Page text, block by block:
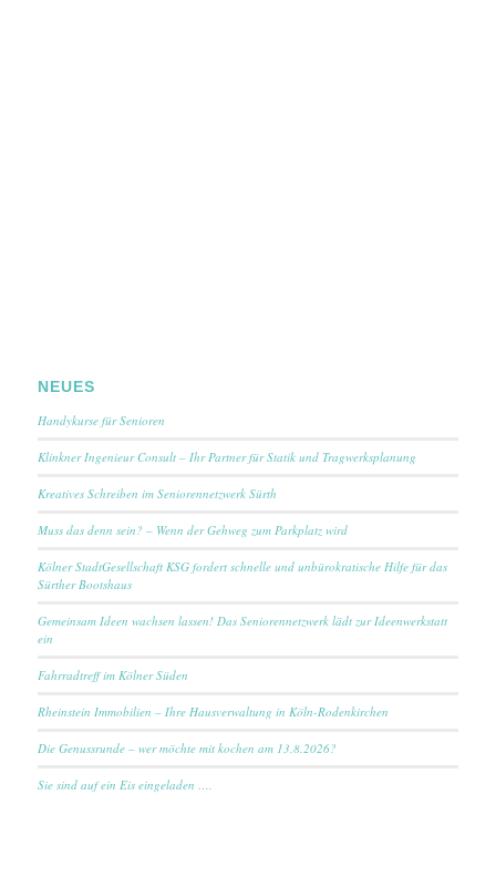
NEUES
Handykurse für Senioren
Klinkner Ingenieur Consult – Ihr Partner für Statik und Tragwerksplanung
Kreatives Schreiben im Seniorennetzwerk Sürth
Muss das denn sein? – Wenn der Gehweg zum Parkplatz wird
Kölner StadtGesellschaft KSG fordert schnelle und unbürokratische Hilfe für das
Sürther Bootshaus
Gemeinsam Ideen wachsen lassen! Das Seniorennetzwerk lädt zur Ideenwerkstatt
ein
Fahrradtreff im Kölner Süden
Rheinstein Immobilien – Ihre Hausverwaltung in Köln-Rodenkirchen
Die Genussrunde – wer möchte mit kochen am 13.8.2026?
Sie sind auf ein Eis eingeladen ….